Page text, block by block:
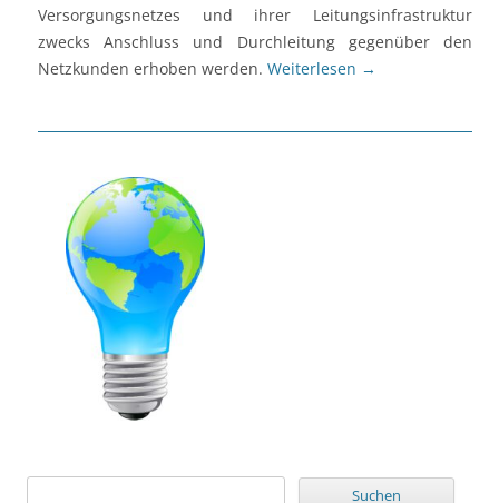
Versorgungsnetzes und ihrer Leitungsinfrastruktur
zwecks Anschluss und Durchleitung gegenüber den
Netzkunden erhoben werden. Weiterlesen →